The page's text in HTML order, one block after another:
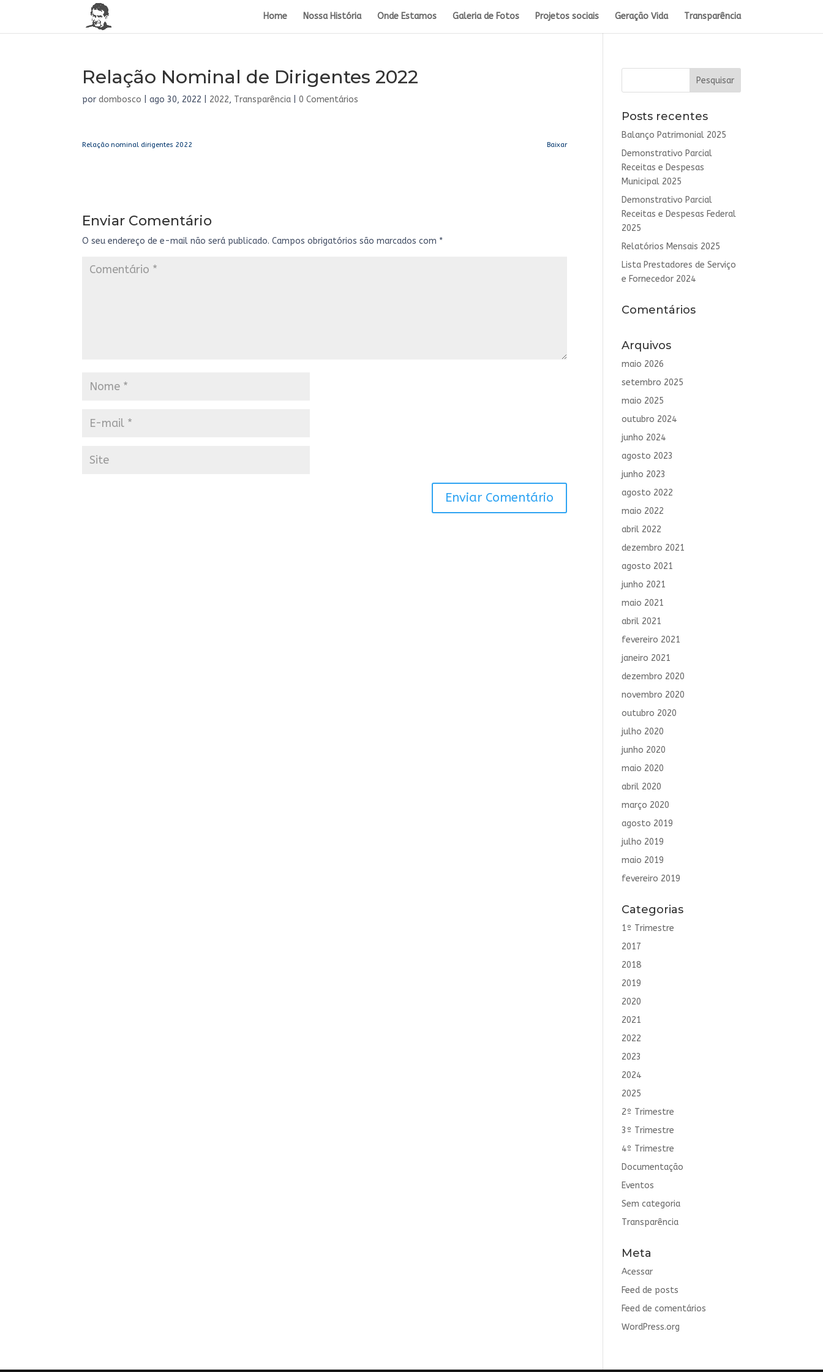
Home Nossa História Onde Estamos Galeria de Fotos Projetos sociais Geração Vida Transparência
Relação Nominal de Dirigentes 2022
pordombosco |ago 30, 2022 2022, Transparência |0 Comentários
Relação nominal dirigentes 2022 Baixar
Enviar Comentário
O seu endereço de e-mail não será publicado. Campos obrigatórios são marcados com *
Posts recentes
Balanço Patrimonial 2025
Demonstrativo Parcial
Receitas e Despesas
Municipal 2025
Demonstrativo Parcial
Receitas e Despesas Federal
2025
Relatórios Mensais 2025
Lista Prestadores de Serviço
e Fornecedor 2024
Comentários
Arquivos
maio 2026
setembro 2025
maio 2025
outubro 2024
junho 2024
agosto 2023
junho 2023
agosto 2022
maio 2022
abril 2022
dezembro 2021
agosto 2021
junho 2021
maio 2021
abril 2021
fevereiro 2021
janeiro 2021
dezembro 2020
novembro 2020
outubro 2020
julho 2020
junho 2020
maio 2020
abril 2020
março 2020
agosto 2019
julho 2019
maio 2019
fevereiro 2019
Categorias
1º Trimestre
2017
2018
2019
2020
2021
2022
2023
2024
2025
2º Trimestre
3º Trimestre
4º Trimestre
Documentação
Eventos
Sem categoria
Transparência
Meta
Acessar
Feed de posts
Feed de comentários
WordPress.org